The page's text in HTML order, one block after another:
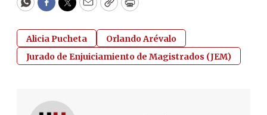
WhatsApp
Facebook
Twitter
EmailCopyPrint
Alicia Pucheta
Orlando Arévalo
Jurado de Enjuiciamiento de Magistrados (JEM)